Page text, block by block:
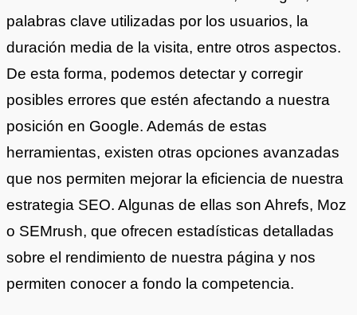
palabras clave utilizadas por los usuarios, la
duración media de la visita, entre otros aspectos.
De esta forma, podemos detectar y corregir
posibles errores que estén afectando a nuestra
posición en Google. Además de estas
herramientas, existen otras opciones avanzadas
que nos permiten mejorar la eficiencia de nuestra
estrategia SEO. Algunas de ellas son Ahrefs, Moz
o SEMrush, que ofrecen estadísticas detalladas
sobre el rendimiento de nuestra página y nos
permiten conocer a fondo la competencia.